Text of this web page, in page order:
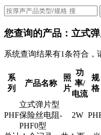
您查询的产品： 立式
系统查询结果有1条符合，
系
列
产品名称
照
片
功
率/
电流
规
格
PHF
立式弹片型
保险丝电阻-
PHF0型
2W